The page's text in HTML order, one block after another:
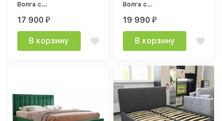
Волга с
основанием 140х200см
17 900₽
В корзину
Волга с
основанием 160х200см
19 990₽
В корзину